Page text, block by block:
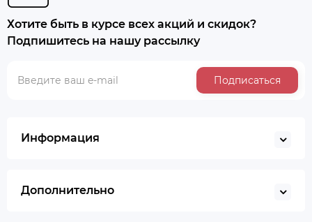
Хотите быть в курсе всех акций и скидок?
Подпишитесь на нашу рассылку
Подписаться
Информация
Дополнительно